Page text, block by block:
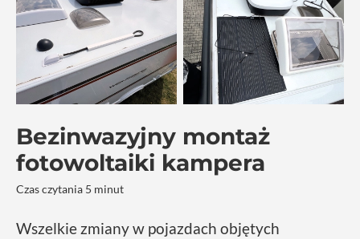
Bezinwazyjny montaż
fotowoltaiki kampera
Czas czytania 5 minut
Wszelkie zmiany w pojazdach objętych